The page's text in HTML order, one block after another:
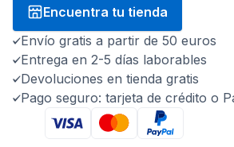
Encuentra tu tienda
Envío gratis a partir de 50 euros
Entrega en 2-5 días laborables
Devoluciones en tienda gratis
Pago seguro: tarjeta de crédito o